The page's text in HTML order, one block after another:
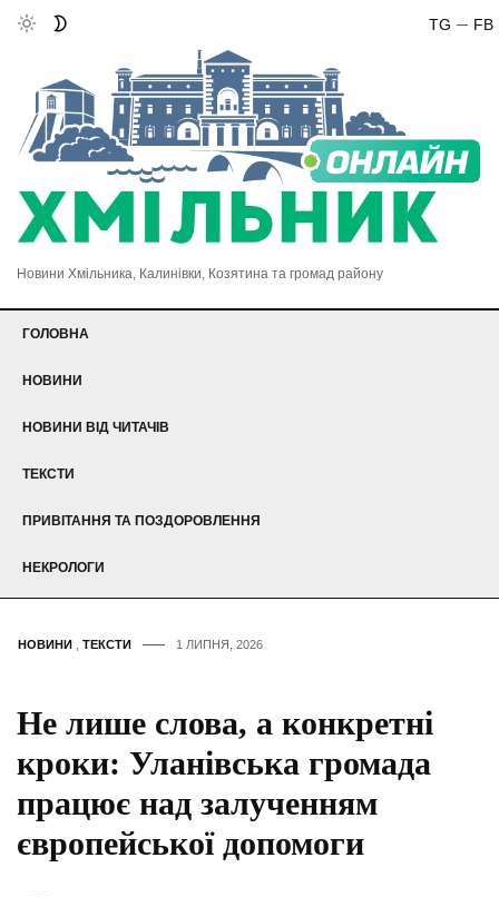
FB
TG
Новини Хмільника, Калинівки, Козятина та громад району
ГОЛОВНА
НОВИНИ
НОВИНИ ВІД ЧИТАЧІВ
ТЕКСТИ
ПРИВІТАННЯ ТА ПОЗДОРОВЛЕННЯ
НЕКРОЛОГИ
НОВИНИ ТЕКСТИ 1 ЛИПНЯ, 2026
Не лише слова, а конкретні
кроки: Уланівська громада
працює над залученням
європейської допомоги